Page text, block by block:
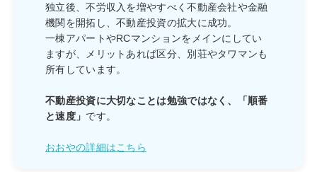
独立後、不労収入を増やすべく不動産会社や金融
機関を開拓し、不動産投資の拡大に成功。
一棟アパートやRCマンションをメインにしてい
ますが、メリットあれば区分、別荘やタワマンも
所有しています。
不動産投資に大切なことは勉強ではなく、「順番
と速度」 です。
おおやの詳細はこちら